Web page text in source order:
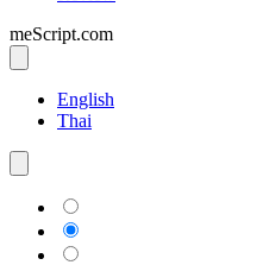
meScript.com
English
Thai